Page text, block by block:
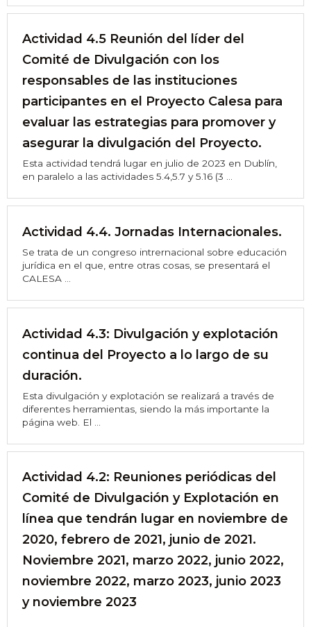
Actividad 4.5 Reunión del líder del
Comité de Divulgación con los
responsables de las instituciones
participantes en el Proyecto Calesa para
evaluar las estrategias para promover y
asegurar la divulgación del Proyecto.
Esta actividad tendrá lugar en julio de 2023 en Dublín,
en paralelo a las actividades 5.4,5.7 y 5.16 (3 ...
Actividad 4.4. Jornadas Internacionales.
Se trata de un congreso intrernacional sobre educación
jurídica en el que, entre otras cosas, se presentará el
CALESA ...
Actividad 4.3: Divulgación y explotación
continua del Proyecto a lo largo de su
duración.
Esta divulgación y explotación se realizará a través de
diferentes herramientas, siendo la más importante la
página web. El ...
Actividad 4.2: Reuniones periódicas del
Comité de Divulgación y Explotación en
línea que tendrán lugar en noviembre de
2020, febrero de 2021, junio de 2021.
Noviembre 2021, marzo 2022, junio 2022,
noviembre 2022, marzo 2023, junio 2023
y noviembre 2023